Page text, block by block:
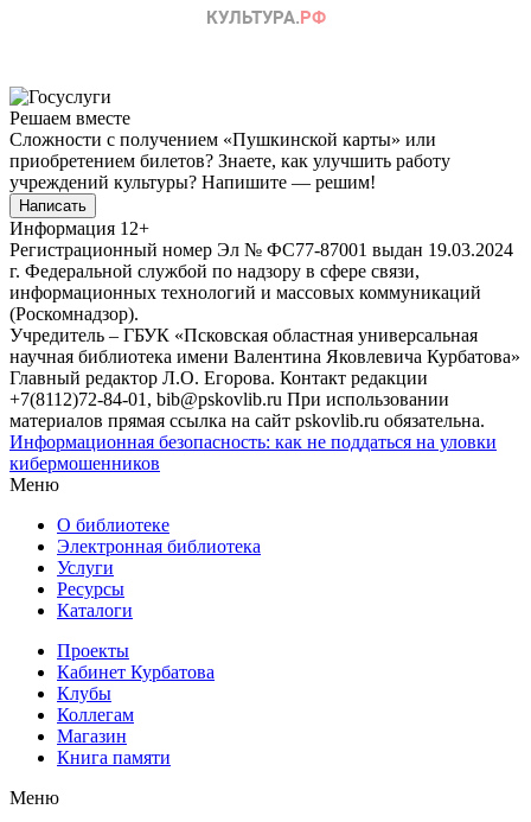
Решаем вместе
Сложности с получением «Пушкинской карты» или
приобретением билетов? Знаете, как улучшить работу
учреждений культуры? Напишите — решим!
Написать
Информация 12+
Регистрационный номер Эл № ФС77-87001 выдан 19.03.2024
г. Федеральной службой по надзору в сфере связи,
информационных технологий и массовых коммуникаций
(Роскомнадзор).
Учредитель – ГБУК «Псковская областная универсальная
научная библиотека имени Валентина Яковлевича Курбатова»
Главный редактор Л.О. Егорова. Контакт редакции
+7(8112)72-84-01, bib@pskovlib.ru При использовании
материалов прямая ссылка на сайт pskovlib.ru обязательна.
Информационная безопасность: как не поддаться на уловки
кибермошенников
Меню
О библиотеке
Электронная библиотека
Услуги
Ресурсы
Каталоги
Проекты
Кабинет Курбатова
Клубы
Коллегам
Магазин
Книга памяти
Меню